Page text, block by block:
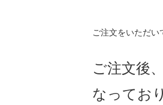
ご注文をいただ
ご注文後
なってお